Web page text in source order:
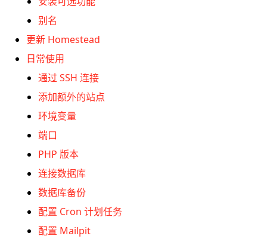
别名
更新 Homestead
日常使用
通过 SSH 连接
添加额外的站点
环境变量
端口
PHP 版本
连接数据库
数据库备份
配置 Cron 计划任务
配置 Mailpit